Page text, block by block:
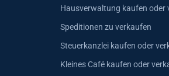
Hausverwaltung kaufen oder
Speditionen zu verkaufen
Steuerkanzlei kaufen oder
Kleines Café kaufen oder